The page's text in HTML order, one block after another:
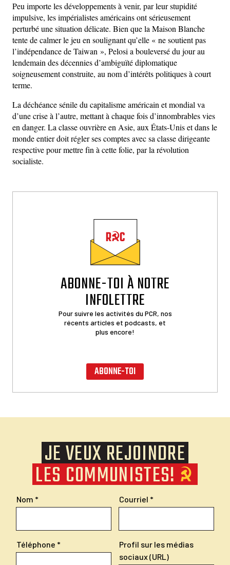
Peu importe les développements à venir, par leur stupidité
impulsive, les impérialistes américains ont sérieusement
perturbé une situation délicate. Bien que la Maison Blanche
tente de calmer le jeu en soulignant qu’elle « ne soutient pas
l’indépendance de Taiwan », Pelosi a bouleversé du jour au
lendemain des décennies d’ambiguïté diplomatique
soigneusement construite, au nom d’intérêts politiques à court
terme.
La déchéance sénile du capitalisme américain et mondial va
d’une crise à l’autre, mettant à chaque fois d’innombrables vies
en danger. La classe ouvrière en Asie, aux États-Unis et dans le
monde entier doit régler ses comptes avec sa classe dirigeante
respective pour mettre fin à cette folie, par la révolution
socialiste.
ABONNE-TOI À NOTRE
INFOLETTRE
Pour suivre les activités du PCR, nos
récents articles et podcasts, et
plus encore!
ABONNE-TOI
JE VEUX REJOINDRE
LES COMMUNISTES!
Nom Courriel
Téléphone
Profil sur les médias
sociaux (URL)